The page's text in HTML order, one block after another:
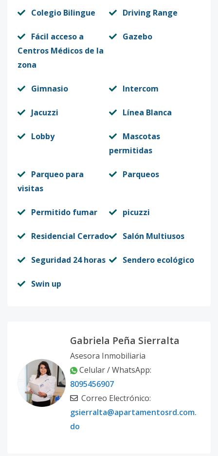
Colegio Bilingue Driving Range
Fácil acceso a
Centros Médicos de la
zona
Gazebo
Gimnasio Intercom
Jacuzzi Línea Blanca
Lobby
Mascotas
permitidas
Parqueo para
visitas
Parqueos
Permitido fumar picuzzi
Residencial Cerrado Salón Multiusos
Seguridad 24 horas Sendero ecológico
Swin up
Gabriela Peña Sierralta
Asesora Inmobiliaria
Celular / WhatsApp:
8095456907
Correo Electrónico:
gsierralta@apartamentosrd.com.
do